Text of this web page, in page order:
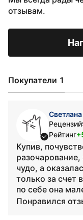
отзывам.
Покупатели 1
Рецензий
Рейтинг
Купив,
чудо, а
только за счет
по себе она
Понравился